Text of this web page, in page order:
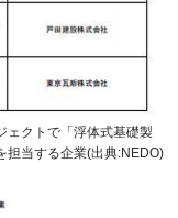
ェクトで「浮体式基礎製
担当する企業(出典:NEDO)